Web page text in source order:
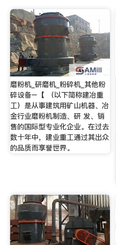
磨粉机_研磨机_粉碎机_其他粉
碎设备–【 （以下简称建冶重
工）是从事建筑用矿山机器、冶
金行业磨粉机制造、研 发、销
售的国际型专业化企业。在过去
数十年中，建业重工通过其出众
的品质而享誉世界。